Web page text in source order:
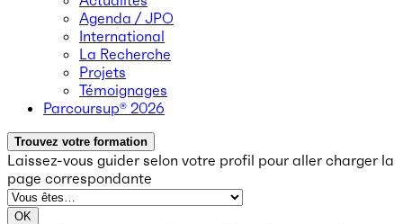
Agenda / JPO
International
La Recherche
Projets
Témoignages
Parcoursup® 2026
Trouvez votre formation
Laissez-vous guider selon votre profil pour aller charger la
page correspondante
OK